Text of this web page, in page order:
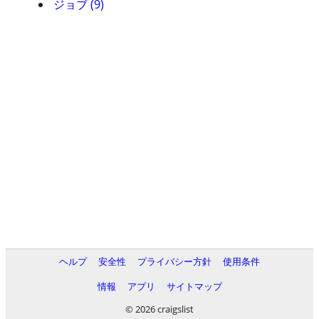
ジョブ (9)
ヘルプ 安全性 プライバシー方針
使用条件
情報
アプリ
サイトマップ
© 2026 craigslist